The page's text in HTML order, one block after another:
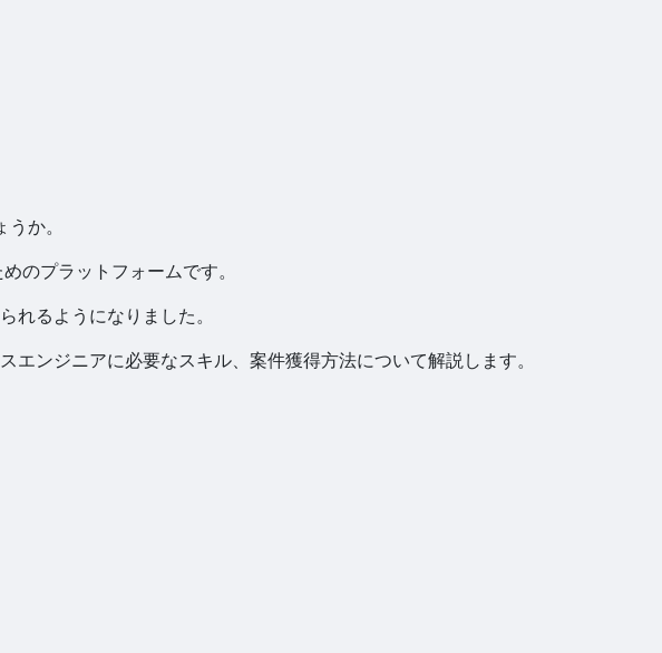
か。
のプラットフォームです。
れるようになりました。
ンジニアに必要なスキル、案件獲得方法について解説します。